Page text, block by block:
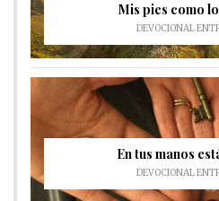
Mis pies como
DEVOCIONAL
En tus manos
DEVOCIONAL